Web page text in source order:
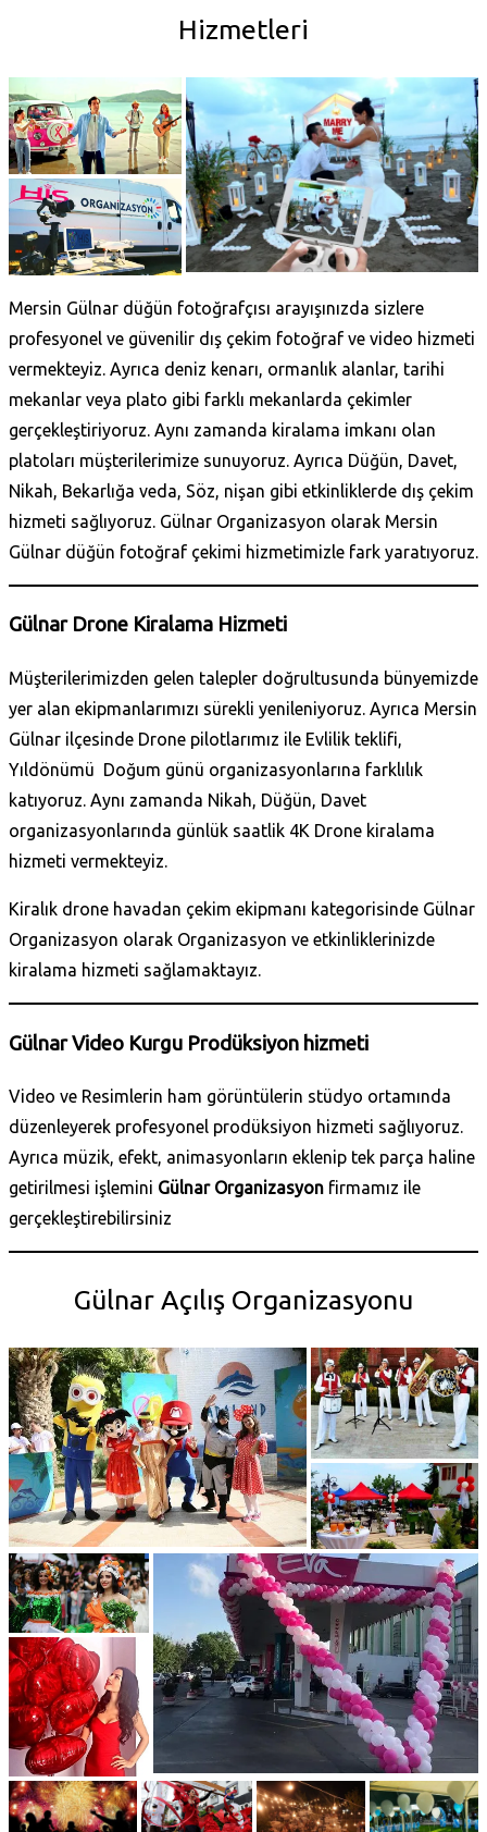
Hizmetleri
Mersin Gülnar düğün fotoğrafçısı arayışınızda sizlere
profesyonel ve güvenilir dış çekim fotoğraf ve video hizmeti
vermekteyiz. Ayrıca deniz kenarı, ormanlık alanlar, tarihi
mekanlar veya plato gibi farklı mekanlarda çekimler
gerçekleştiriyoruz. Aynı zamanda kiralama imkanı olan
platoları müşterilerimize sunuyoruz. Ayrıca Düğün, Davet,
Nikah, Bekarlığa veda, Söz, nişan gibi etkinliklerde dış çekim
hizmeti sağlıyoruz. Gülnar Organizasyon olarak Mersin
Gülnar düğün fotoğraf çekimi hizmetimizle fark yaratıyoruz.
Gülnar Drone Kiralama Hizmeti
Müşterilerimizden gelen talepler doğrultusunda bünyemizde
yer alan ekipmanlarımızı sürekli yenileniyoruz. Ayrıca Mersin
Gülnar ilçesinde Drone pilotlarımız ile Evlilik teklifi,
Yıldönümü Doğum günü organizasyonlarına farklılık
katıyoruz. Aynı zamanda Nikah, Düğün, Davet
organizasyonlarında günlük saatlik 4K Drone kiralama
hizmeti vermekteyiz.
Kiralık drone havadan çekim ekipmanı kategorisinde Gülnar
Organizasyon olarak Organizasyon ve etkinliklerinizde
kiralama hizmeti sağlamaktayız.
Gülnar Video Kurgu Prodüksiyon hizmeti
Video ve Resimlerin ham görüntülerin stüdyo ortamında
düzenleyerek profesyonel prodüksiyon hizmeti sağlıyoruz.
Ayrıca müzik, efekt, animasyonların eklenip tek parça haline
getirilmesi işlemini Gülnar Organizasyon firmamız ile
gerçekleştirebilirsiniz
Gülnar Açılış Organizasyonu